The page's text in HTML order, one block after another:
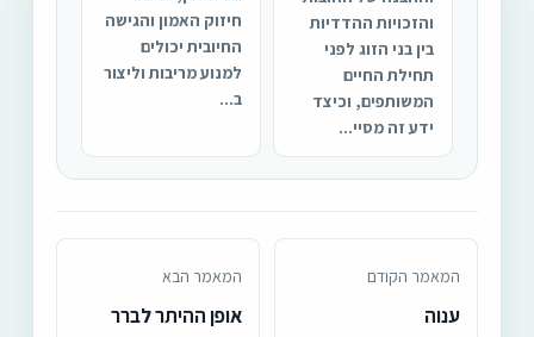
והזכויות ההדדיות
בין בני הזוג לפני
תחילת החיים
המשותפים, וכיצד
ידע זה מסיי...
חיזוק האמון והגישה
החיובית יכולים
למנוע מריבות וליצור
ב...
המאמר הקודם
ענוה
המאמר הבא
אופן ההיתר לברר